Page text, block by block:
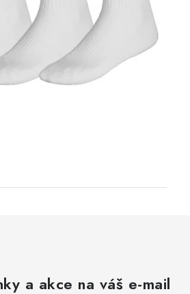
a akce na váš e-mail